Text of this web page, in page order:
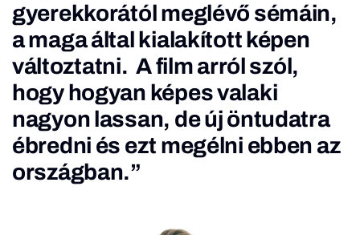
gyerekkorától meglévő sémáin,
a maga által kialakított képen
változtatni. A film arról szól,
hogy hogyan képes valaki
nagyon lassan, de új öntudatra
ébredni és ezt megélni ebben az
országban.”